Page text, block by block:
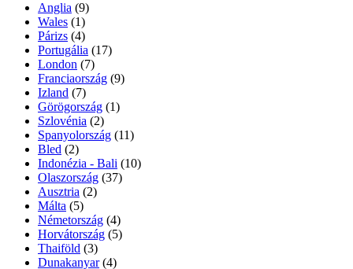
Anglia (9)
Wales (1)
Párizs (4)
Portugália (17)
London (7)
Franciaország (9)
Izland (7)
Görögország (1)
Szlovénia (2)
Spanyolország (11)
Bled (2)
Indonézia - Bali (10)
Olaszország (37)
Ausztria (2)
Málta (5)
Németország (4)
Horvátország (5)
Thaiföld (3)
Dunakanyar (4)